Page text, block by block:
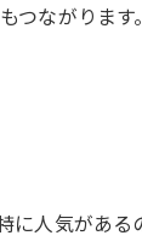
つながりま
に人気があ